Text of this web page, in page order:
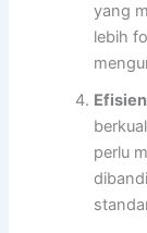
yang
lebih
perlu